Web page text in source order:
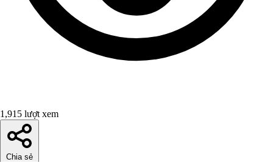
1,915 lượt xem
Chia sẻ